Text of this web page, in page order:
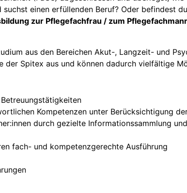
einen erfüllenden Beruf? Oder befindest
zur Pflegefachfrau / zum
aus den Bereichen Akut-, Langzeit- und
Spitex aus und können dadurch vielfältige
Kompetenzen unter Berücksichtigung
durch gezielte Informationssammlung
fach- und kompetenzgerechte Ausführung